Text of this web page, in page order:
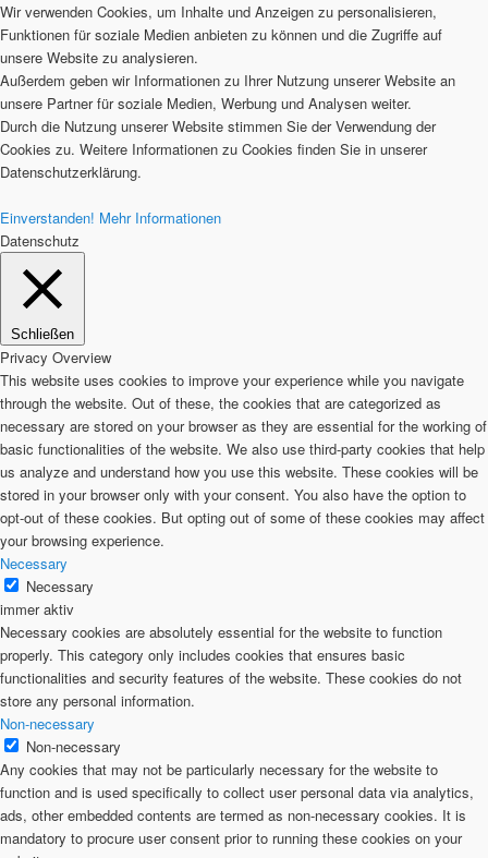
Wir verwenden Cookies, um Inhalte und Anzeigen zu personalisieren,
Funktionen für soziale Medien anbieten zu können und die Zugriffe auf
unsere Website zu analysieren.
Außerdem geben wir Informationen zu Ihrer Nutzung unserer Website an
unsere Partner für soziale Medien, Werbung und Analysen weiter.
Durch die Nutzung unserer Website stimmen Sie der Verwendung der
Cookies zu. Weitere Informationen zu Cookies finden Sie in unserer
Datenschutzerklärung.
Einverstanden! Mehr Informationen
Datenschutz
Schließen
Privacy Overview
This website uses cookies to improve your experience while you navigate
through the website. Out of these, the cookies that are categorized as
necessary are stored on your browser as they are essential for the working of
basic functionalities of the website. We also use third-party cookies that help
us analyze and understand how you use this website. These cookies will be
stored in your browser only with your consent. You also have the option to
opt-out of these cookies. But opting out of some of these cookies may affect
your browsing experience.
Necessary
Necessary
immer aktiv
Necessary cookies are absolutely essential for the website to function
properly. This category only includes cookies that ensures basic
functionalities and security features of the website. These cookies do not
store any personal information.
Non-necessary
Non-necessary
Any cookies that may not be particularly necessary for the website to
function and is used specifically to collect user personal data via analytics,
ads, other embedded contents are termed as non-necessary cookies. It is
mandatory to procure user consent prior to running these cookies on your